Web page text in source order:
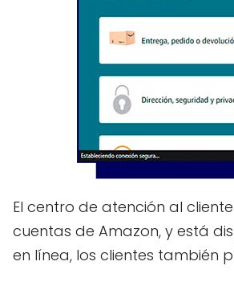
El centro de atención al
cuentas de Amazon, y está
en línea, los clientes también